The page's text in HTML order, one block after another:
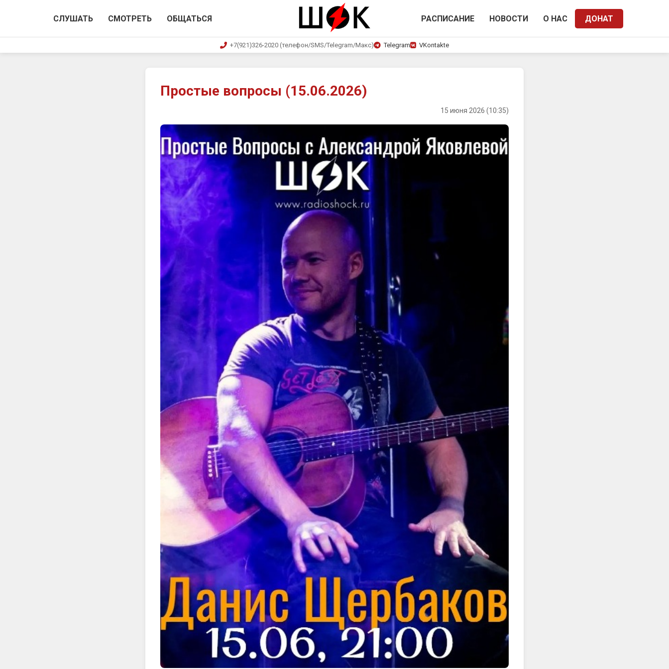
СЛУШАТЬ СМОТРЕТЬ ОБЩАТЬСЯ РАСПИСАНИЕ НОВОСТИ О НАС ДОНАТ
+7(921)326-2020 (телефон/SMS/Telegram/Макс) Telegram VKontakte
Простые вопросы (15.06.2026)
15 июня 2026 (10:35)